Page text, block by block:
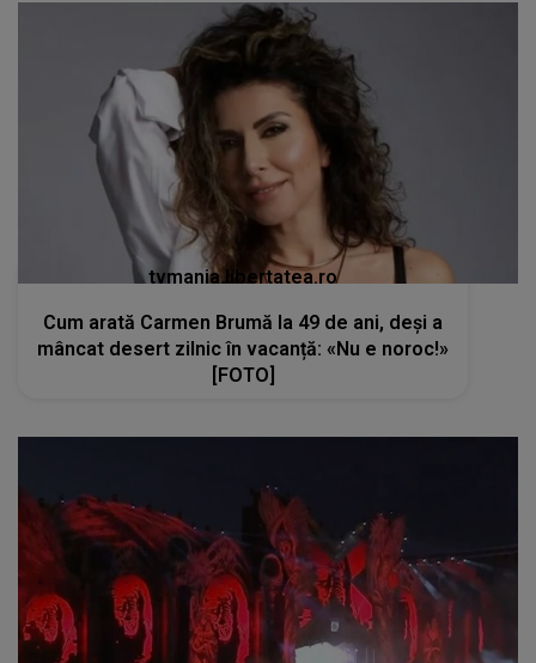
tvmania.libertatea.ro
Cum arată Carmen Brumă la 49 de ani, deși a
mâncat desert zilnic în vacanță: «Nu e noroc!»
[FOTO]